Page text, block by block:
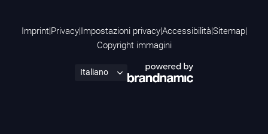
Imprint|Privacy|Impostazioni privacy|Accessibilità|Sitemap|
Copyright immagini